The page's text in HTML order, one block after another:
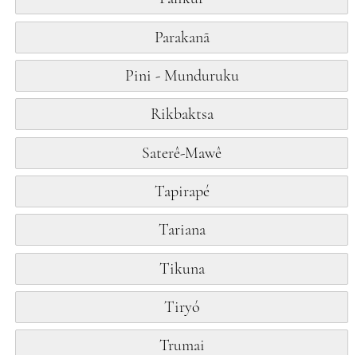
Parakanã
Pini - Munduruku
Rikbaktsa
Saterê-Mawê
Tapirapé
Tariana
Tikuna
Tiryó
Trumai